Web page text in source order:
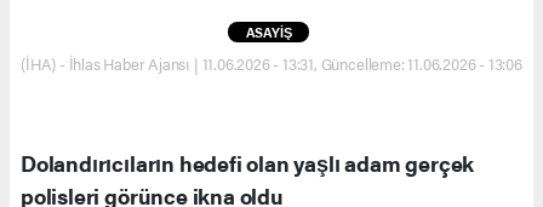
ASAYİŞ
(İHA) - İhlas Haber Ajansı | 11.06.2026 - 13:31, Güncelleme: 11.06.2026 - 13:06
Dolandırıcıların hedefi olan yaşlı adam gerçek
polisleri görünce ikna oldu